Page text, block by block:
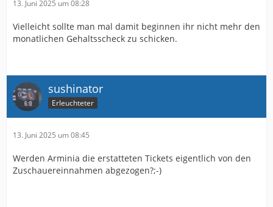
13. Juni 2025 um 08:28
Vielleicht sollte man mal damit beginnen ihr nicht mehr den
monatlichen Gehaltsscheck zu schicken.
sushinator
Erleuchteter
13. Juni 2025 um 08:45
Werden Arminia die erstatteten Tickets eigentlich von den
Zuschauereinnahmen abgezogen?;-)